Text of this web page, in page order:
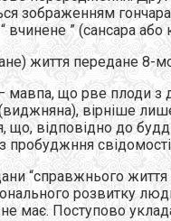
зображенням
вчинене ” (сансара або
життя передане 8-
мавпа, що рве плоди з
(виджняна), вірніше
що, відповідно до
пробуджння
“справжнього
розвитку
має. Поступово